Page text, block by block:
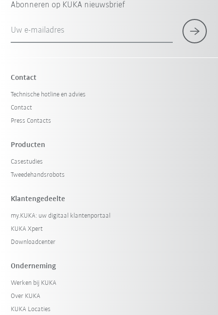
Filter terugzetten
Abonneren op KUKA nieuwsbrief
Uw e-mailadres
Contact
Technische hotline en advies
Contact
Press Contacts
Producten
Casestudies
Tweedehandsrobots
Klantengedeelte
my.KUKA: uw digitaal klantenportaal
KUKA Xpert
Downloadcenter
Onderneming
Werken bij KUKA
Over KUKA
KUKA Locaties